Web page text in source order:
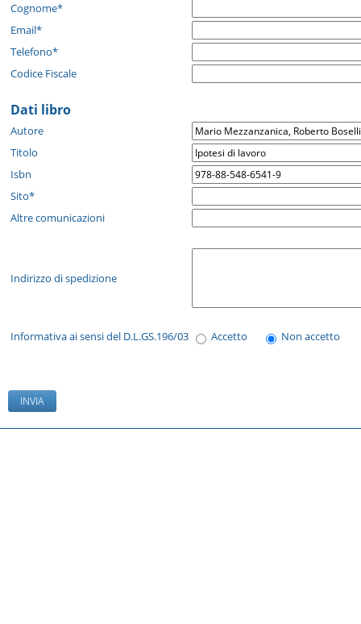
Cognome*
Email*
Telefono*
Codice Fiscale
Dati libro
Autore
Titolo
Isbn
Sito*
Altre comunicazioni
Indirizzo di spedizione
Informativa ai sensi del D.L.GS.196/03 Accetto Non accetto